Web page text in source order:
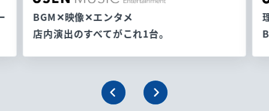
BGM✕映像✕エンタメ
店内演出のすべてがこれ1台。